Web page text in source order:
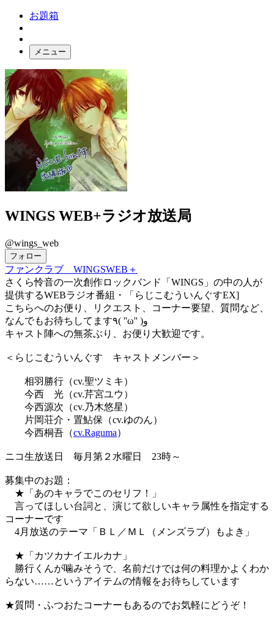
お題箱
メニュー
お題ガチャ
ログイン
WINGS WEB+ラジオ放送局
@wings_web
フォロー
ファンクラブ WINGSWEB＋
さくら怜音の一次創作ロックバンド「WINGS」の中の人が
提供するWEBラジオ番組・「らじこむういんぐすEX]
こちらへのお便り、リクエスト、コーナー要望、質問など、
なんでもお待ちしてます٩( ''ω'' )و
キャスト陣への無茶ぶり、お便り大歓迎です。
＜らじこむういんぐす キャストメンバー＞
相羽勝行（cv.聖ツミキ）
今西 光（cv.芹宮ユウ）
今西源次（cv.乃木悠星）
片岡荘介・置鮎保（cv.ゆのん）
今西桐吾（cv.Raguma）
ニコ生放送日 毎月第２水曜日 23時～
募集中のお題：
★「あのキャラでこのセリフ！」
言ってほしい台詞と、演じて欲しいキャラ属性を指定する
コーナーです
4月放送のテーマ「ＢＬ／ＭＬ（メンズラブ）もよき」
★「カツカナイエルカナ」
勝行くんが噛みそうで、名前だけでは何の料理かよくわか
らない……というアイテムの情報をお待ちしています
★質問・ふつおたコーナーもあるのでお気軽にどうぞ！